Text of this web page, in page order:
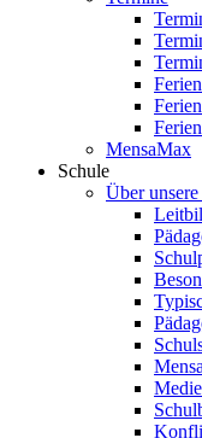
MensaMax
Schule
Über